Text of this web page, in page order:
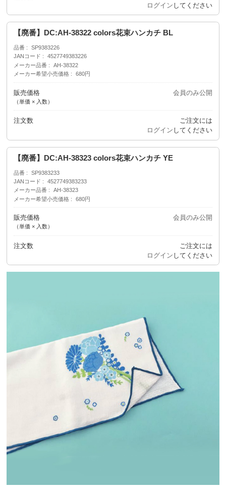
ログイン してください
【廃番】DC:AH-38322 colors花束ハンカチ BL
品番
SP9383226
JANコード
4527749383226
メーカー品番
AH-38322
メーカー希望小売価格
680円
販売価格
（単価 × 入数）
会員のみ公開
注文数
ご注文には
ログイン してください
【廃番】DC:AH-38323 colors花束ハンカチ YE
品番
SP9383233
JANコード
4527749383233
メーカー品番
AH-38323
メーカー希望小売価格
680円
販売価格
（単価 × 入数）
会員のみ公開
注文数
ご注文には
ログイン してください